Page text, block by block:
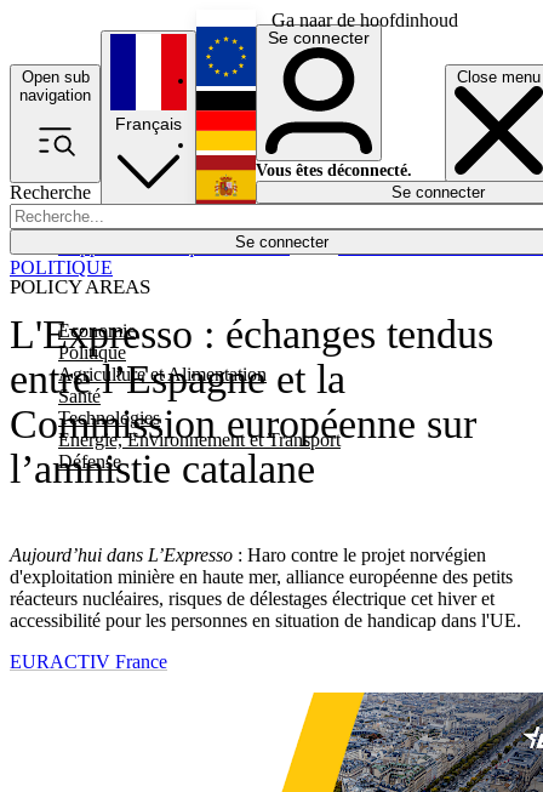
Ga naar de hoofdinhoud
Open sub
navigation
Close menu
Recherche
Se connecter
POLICY AREAS
Economie
Politique
Agriculture et Alimentation
Santé
Technologies
Energie, Environnement et Transport
Défense
Économie
Français
English
Deutsch
Español
Se connecter
Vous êtes déconnecté.
Se connecter
L'Expresso : échanges tendus
entre l’Espagne et la
Commission européenne sur
l’amnistie catalane
Aujourd’hui dans L’Expresso : Haro contre le projet norvégien
d'exploitation minière en haute mer, alliance européenne des petits
réacteurs nucléaires, risques de délestages électrique cet hiver et
accessibilité pour les personnes en situation de handicap dans l'UE.
POLITIQUE
EURACTIV France